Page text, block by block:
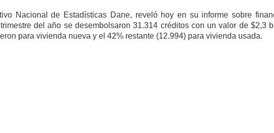
Nacional de Estadísticas Dane, reveló hoy en su informe sobre
del año se desembolsaron 31.314 créditos con un valor de $2,3
para vivienda nueva y el 42% restante (12.994) para vivienda usada.